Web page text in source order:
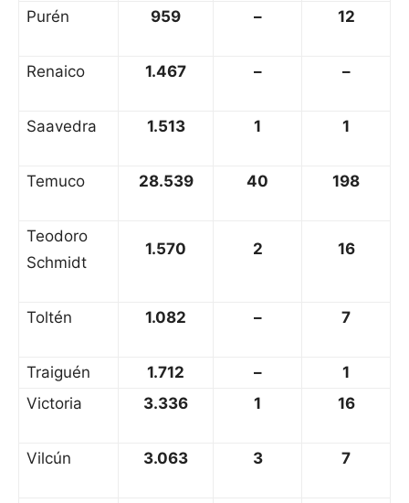
Purén 959 – 12
Renaico 1.467 – –
Saavedra 1.513 1 1
Temuco 28.539 40 198
Teodoro
Schmidt
1.570 2 16
Toltén 1.082 – 7
Traiguén 1.712 –
1
Victoria
3.336 1 16
Vilcún 3.063 3 7